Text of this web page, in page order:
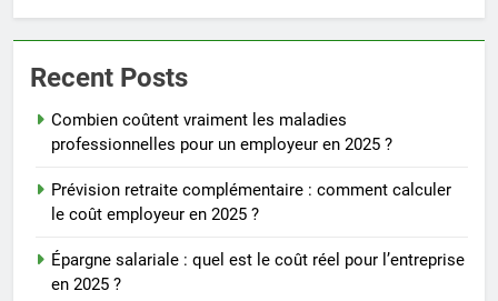
Recent Posts
Combien coûtent vraiment les maladies
professionnelles pour un employeur en 2025 ?
Prévision retraite complémentaire : comment calculer
le coût employeur en 2025 ?
Épargne salariale : quel est le coût réel pour l’entreprise
en 2025 ?